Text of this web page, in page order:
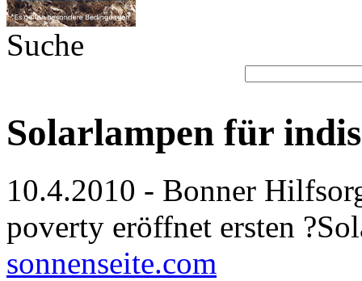
Suche
Solarlampen für
10.4.2010 - Bonner
poverty eröffnet ersten
sonnenseite.com